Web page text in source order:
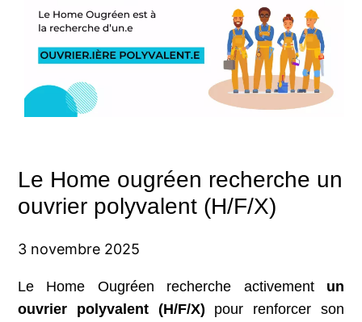
Le Home ougréen recherche un
ouvrier polyvalent (H/F/X)
3 novembre 2025
Le Home Ougréen recherche activementun
ouvrier polyvalent (H/F/X) pour renforcer son